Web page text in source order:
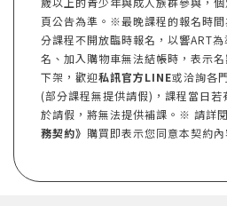
頁公告為準。※最晚課程的報名時
分課程不開放臨時報名，以響ART
名、加入購物車無法結帳時，表示
下架，歡迎私訊官方LINE或洽詢各
(部分課程無提供請假)，課程當日若
於請假，將無法提供補課。※ 請詳閱
務契約》 購買即表示您同意本契約內